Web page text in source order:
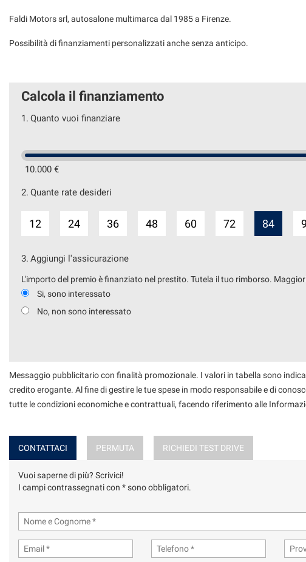
Faldi Motors srl, autosalone multimarca dal 1985 a Firenze.
Possibilità di finanziamenti personalizzati anche senza anticipo.
Calcola il finanziamento
1. Quanto vuoi finanziare
10.000 €
2. Quante rate desideri
12 24 36 48 60 72 84
3. Aggiungi l'assicurazione
L'importo del premio è finanziato nel prestito. Tutela il tuo rimborso.
Si, sono interessato
No, non sono interessato
Messaggio pubblicitario con finalità promozionale. I valori in tabella sono
credito erogante. Al fine di gestire le tue spese in modo responsabile e di
tutte le condizioni economiche e contrattuali, facendo riferimento alle
CONTATTACI PERMUTA RICHIEDI TEST DRIVE
Vuoi saperne di più? Scrivici!
I campi contrassegnati con * sono obbligatori.